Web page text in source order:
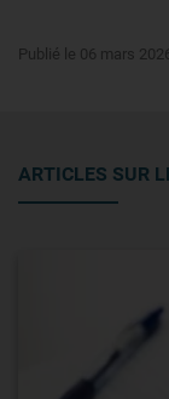
Publié le 06 mars
ARTICLES SUR